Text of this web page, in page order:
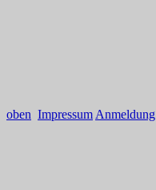
oben Impressum Anmeldung